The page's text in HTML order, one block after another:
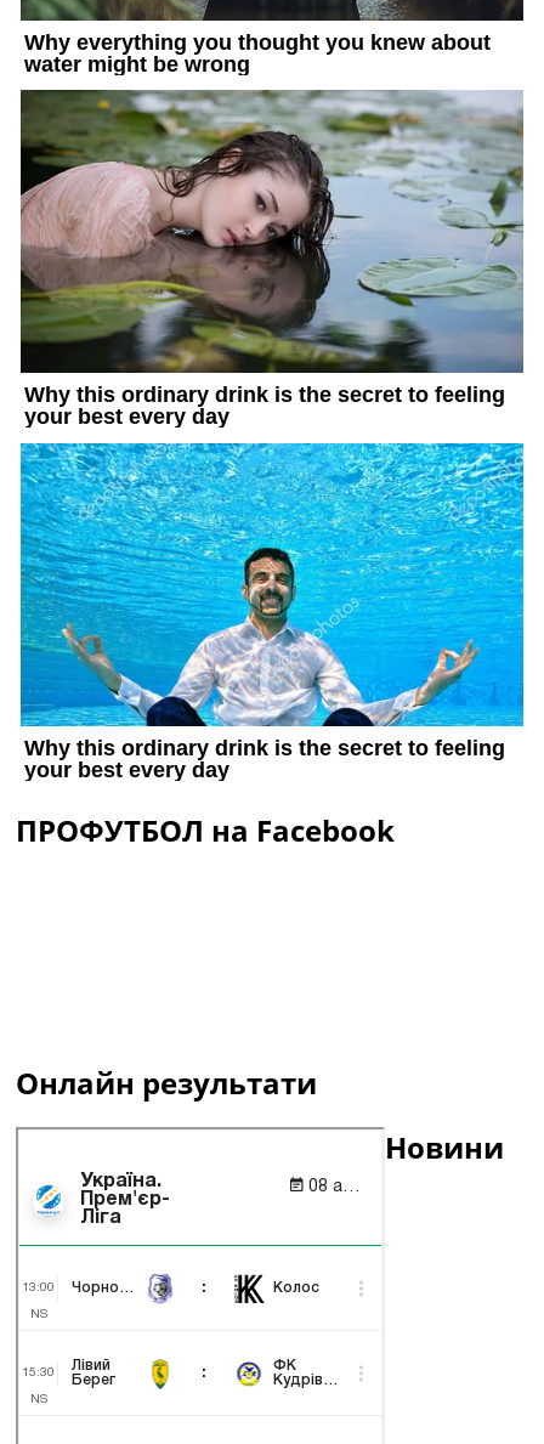
ПРОФУТБОЛ на Facebook
Онлайн результати
Новини